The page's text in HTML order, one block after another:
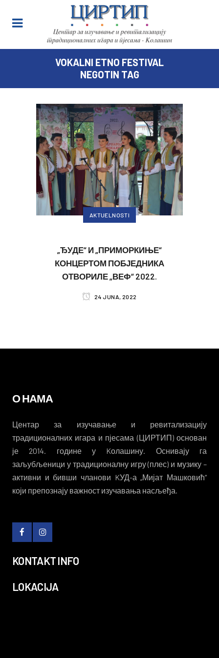
VOKALNI ETNO FESTIVAL
NEGOTIN TAG
AKTUELNOSTI
„ЂУДЕ“ И „ПРИМОРКИЊЕ“
КОНЦЕРТОМ ПОБЈЕДНИКА
ОТВОРИЛЕ „ВЕФ“ 2022.
24 JUNA, 2022
О НАМА
Центар за изучавање и ревитализацију
традиционалних игара и пјесама (ЦИРТИП) основан
је 2014. године у Kолашину. Оснивају га
заљубљеници у традиционалну игру (плес) и музику –
активни и бивши чланови KУД-а „Мијат Машковић“
који препознају важност изучавања насљеђа.
KONTAKT INFO
LOKACIJA